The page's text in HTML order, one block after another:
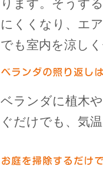
ります。そうす
にくくなり、エ
でも室内を涼し
ベランダに植木
ぐだけでも、気